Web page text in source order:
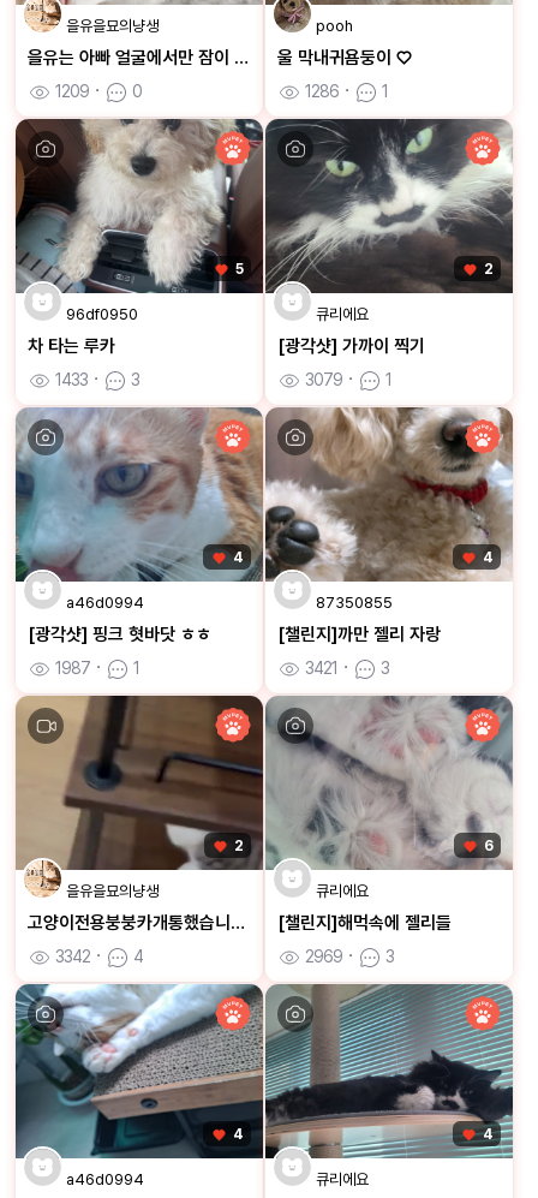
을유을묘의냥생
을유는 아빠 얼굴에서만 잠이 와요
1209 ㆍ 0
pooh
울 막내귀욤둥이 ♡
1286 ㆍ 1
5
96df0950
차 타는 루카
1433 ㆍ 3
2
큐리에요
[광각샷] 가까이 찍기
3079 ㆍ 1
4
a46d0994
[광각샷] 핑크 혓바닷 ㅎㅎ
1987 ㆍ 1
4
87350855
[챌린지]까만 젤리 자랑
3421 ㆍ 3
2
을유을묘의냥생
고양이전용붕붕카개통했습니다ㅋㅋ
3342 ㆍ 4
6
큐리에요
[챌린지]해먹속에 젤리들
2969 ㆍ 3
4
a46d0994
4
큐리에요